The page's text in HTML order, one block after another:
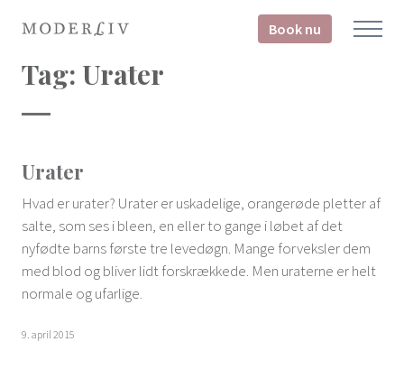
Book nu
Tag: Urater
Urater
Hvad er urater? Urater er uskadelige, orangerøde pletter af
salte, som ses i bleen, en eller to gange i løbet af det
nyfødte barns første tre levedøgn. Mange forveksler dem
med blod og bliver lidt forskrækkede. Men uraterne er helt
normale og ufarlige.
9. april 2015